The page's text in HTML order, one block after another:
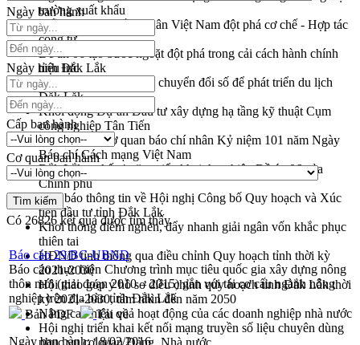
trường xuất khẩu
Diễn đàn Kinh tế tư nhân Việt Nam đột phá cơ chế - Hợp tác
công tư
Đề án 06 tạo bước ngoặt đột phá trong cải cách hành chính
tỉnh Đắk Lắk
Kết nối tour, đẩy mạnh chuyển đổi số để phát triển du lịch
Đắk Lắk
Khởi động Dự án Đầu tư xây dựng hạ tầng kỹ thuật Cụm
công nghiệp Tân Tiến
Gặp mặt các cơ quan báo chí nhân Kỷ niệm 101 năm Ngày
Báo chí Cách mạng Việt Nam
Đắk Lắk sơ kết 4 năm triển khai thực hiện Đề án 06 của
Chính phủ
Họp báo thông tin về Hội nghị Công bố Quy hoạch và Xúc
tiến đầu tư tỉnh Đắk Lắk
Khơi thông điểm nghẽn, đẩy nhanh giải ngân vốn khắc phục
thiên tai
HĐND tỉnh thông qua điều chỉnh Quy hoạch tỉnh thời kỳ
2021-2030
Hội thảo góp ý hồ sơ điều chỉnh quy hoạch tỉnh Đắk Lắk thời
kỳ 2021-2030, tầm nhìn đến năm 2050
Nâng cao hiệu quả hoạt động của các doanh nghiệp nhà nước
Hội nghị triển khai kết nối mạng truyền số liệu chuyên dùng
Ngày ban hành
Ngày hiệu lực
Cấp ban hành
Cơ quan ban hành
Có 26826kết quả được tìm thấy
Báo cáo 29/BC-UBND
Báo cáo thực hiện Chương trình mục tiêu quốc gia xây dựng nông
thôn mới (giai đoạn 2010 – 2015) gắn với tái cơ cấu ngành nông
nghiệp trên địa bàn tỉnh Đắk Lắk
Bản PDF
Tải về
Ngày ban hành:18/02/2016